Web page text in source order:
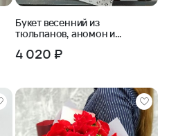
Букет весенний из
тюльпанов, аномон и
4 020 ₽